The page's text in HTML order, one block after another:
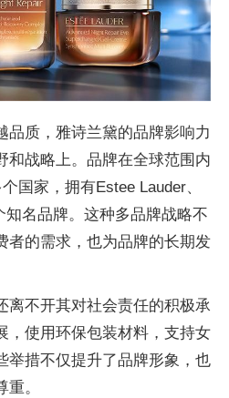
品质，雅诗兰黛的品牌影响力
和战略上。品牌在全球范围内
国家，拥有Estee Lauder、
知名品牌。这种多品牌战略不
者的需求，也为品牌的长期发
离不开其对社会责任的积极承
，使用环保包装材料，支持女
举措不仅提升了品牌形象，也
。